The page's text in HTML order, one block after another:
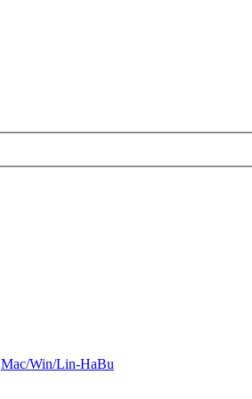
Mac/Win/Lin-HaBu